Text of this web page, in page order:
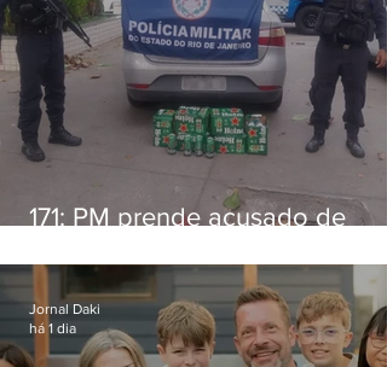
171: PM prende acusado de
Niterói
Jornal Daki
há 1 dia